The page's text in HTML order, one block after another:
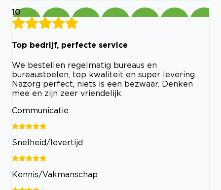
10
Top bedrijf, perfecte service
We bestellen regelmatig bureaus en
bureaustoelen, top kwaliteit en super levering.
Nazorg perfect, niets is een bezwaar. Denken
mee en zijn zeer vriendelijk.
Communicatie
Snelheid/levertijd
Kennis/Vakmanschap